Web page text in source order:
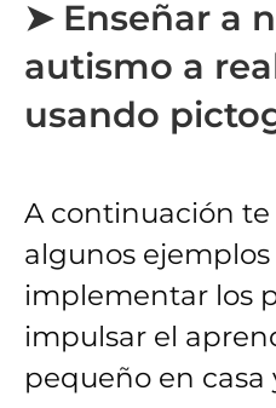
➤ Enseñar a
autismo a
usando
A continuación
algunos
implementar los
impulsar el
pequeño en casa